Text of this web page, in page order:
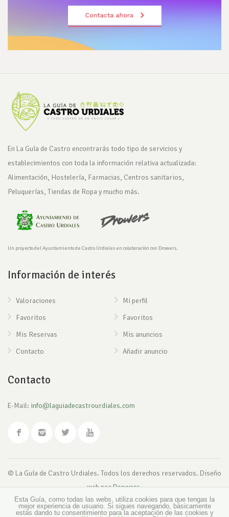
En La Guía de Castro encontrarás todo tipo de servicios y
establecimientos con toda la información relativa actualizada:
Alimentación, Hostelería, Farmacias, Centros sanitarios,
Peluquerías, Tiendas de Ropa y mucho más.
Un proyecto del Ayuntamiento de Castro Urdiales en colaboración con Drowers.
Información de interés
Valoraciones
Favoritos
Mis Reservas
Contacto
Mi perfil
Favoritos
Mis anuncios
Añadir anuncio
Contacto
E-Mail: info@laguiadecastrourdiales.com
© La Guía de Castro Urdiales. Todos los derechos reservados. Diseño
web porDrowers.
Esta Guía, como todas las webs, utiliza cookies para que tengas la
mejor experiencia de usuario. Si sigues navegando, básicamente
estás dando tu consentimiento para la aceptación de las cookies y